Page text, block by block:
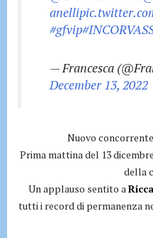
anelli
#gfvip
— Francesca
December 13, 2022
Nuovo
Prima mattina del 13
della
Un applauso sentito a
tutti i record di permanenza